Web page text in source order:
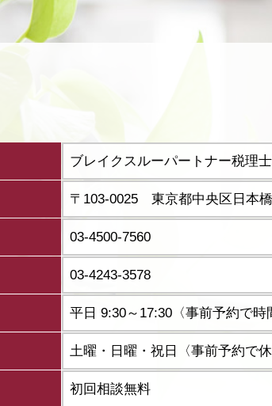
ブレイクスルーパートナー税理
〒103-0025 東京都中央区日本
03-4500-7560
03-4243-3578
平日 9:30～17:30〈事前予約で時
土曜・日曜・祝日〈事前予約で
初回相談無料